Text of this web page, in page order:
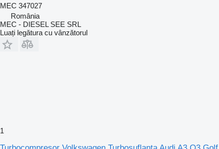
MEC 347027
România
MEC - DIESEL SEE SRL
Luați legătura cu vânzătorul
1